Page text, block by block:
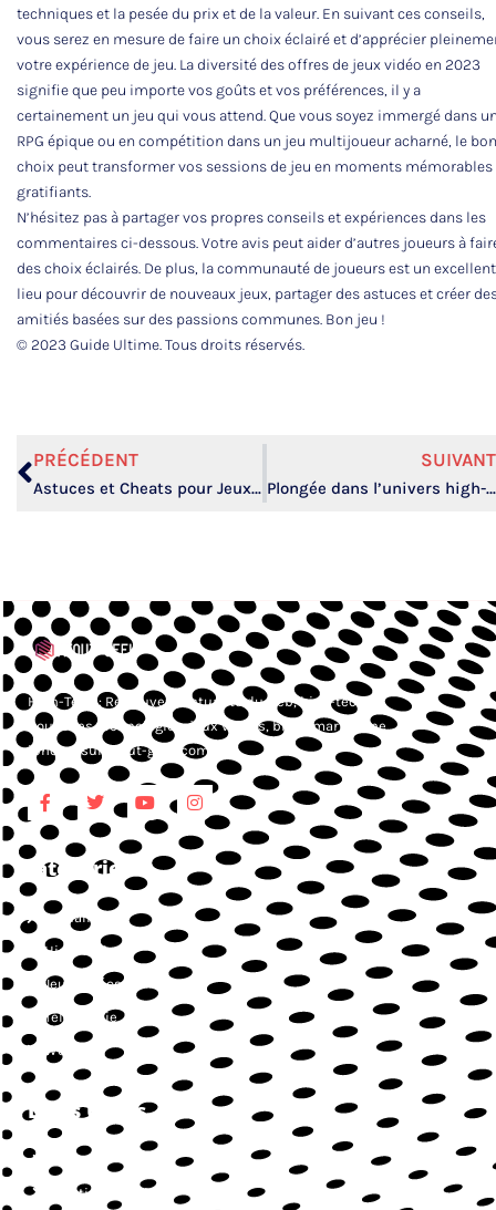
techniques et la pesée du prix et de la valeur. En suivant ces conseils,
vous serez en mesure de faire un choix éclairé et d’apprécier
votre expérience de jeu. La diversité des offres de jeux vidéo en 2023
signifie que peu importe vos goûts et vos préférences, il y a
certainement un jeu qui vous attend. Que vous soyez immergé dans
RPG épique ou en compétition dans un jeu multijoueur acharné, le bon
choix peut transformer vos sessions de jeu en moments mémorables
gratifiants.
N’hésitez pas à partager vos propres conseils et expériences dans les
commentaires ci-dessous. Votre avis peut aider d’autres joueurs à
des choix éclairés. De plus, la communauté de joueurs est un excellent
lieu pour découvrir de nouveaux jeux, partager des astuces et créer
amitiés basées sur des passions communes. Bon jeu !
© 2023 Guide Ultime. Tous droits réservés.
PRÉCÉDENT
Astuces et Cheats pour Jeux Vidéo : Boostez Votre Expérience High-Tech
SUIVANT
Plongée dans l’univers high-tech des jeux vidéo adaptés aux enfants
High-Tech : Retrouvez l’actualité du web, high-tech,
nouvelles technologies, jeux vidéos, blog smartphone,
iphone, sur Atout-geek.com.
Catégories
Actualités
High-Tech
Jeux vidéos
Téléphonie
Web
Liens Utiles
Contact
Mentions légales